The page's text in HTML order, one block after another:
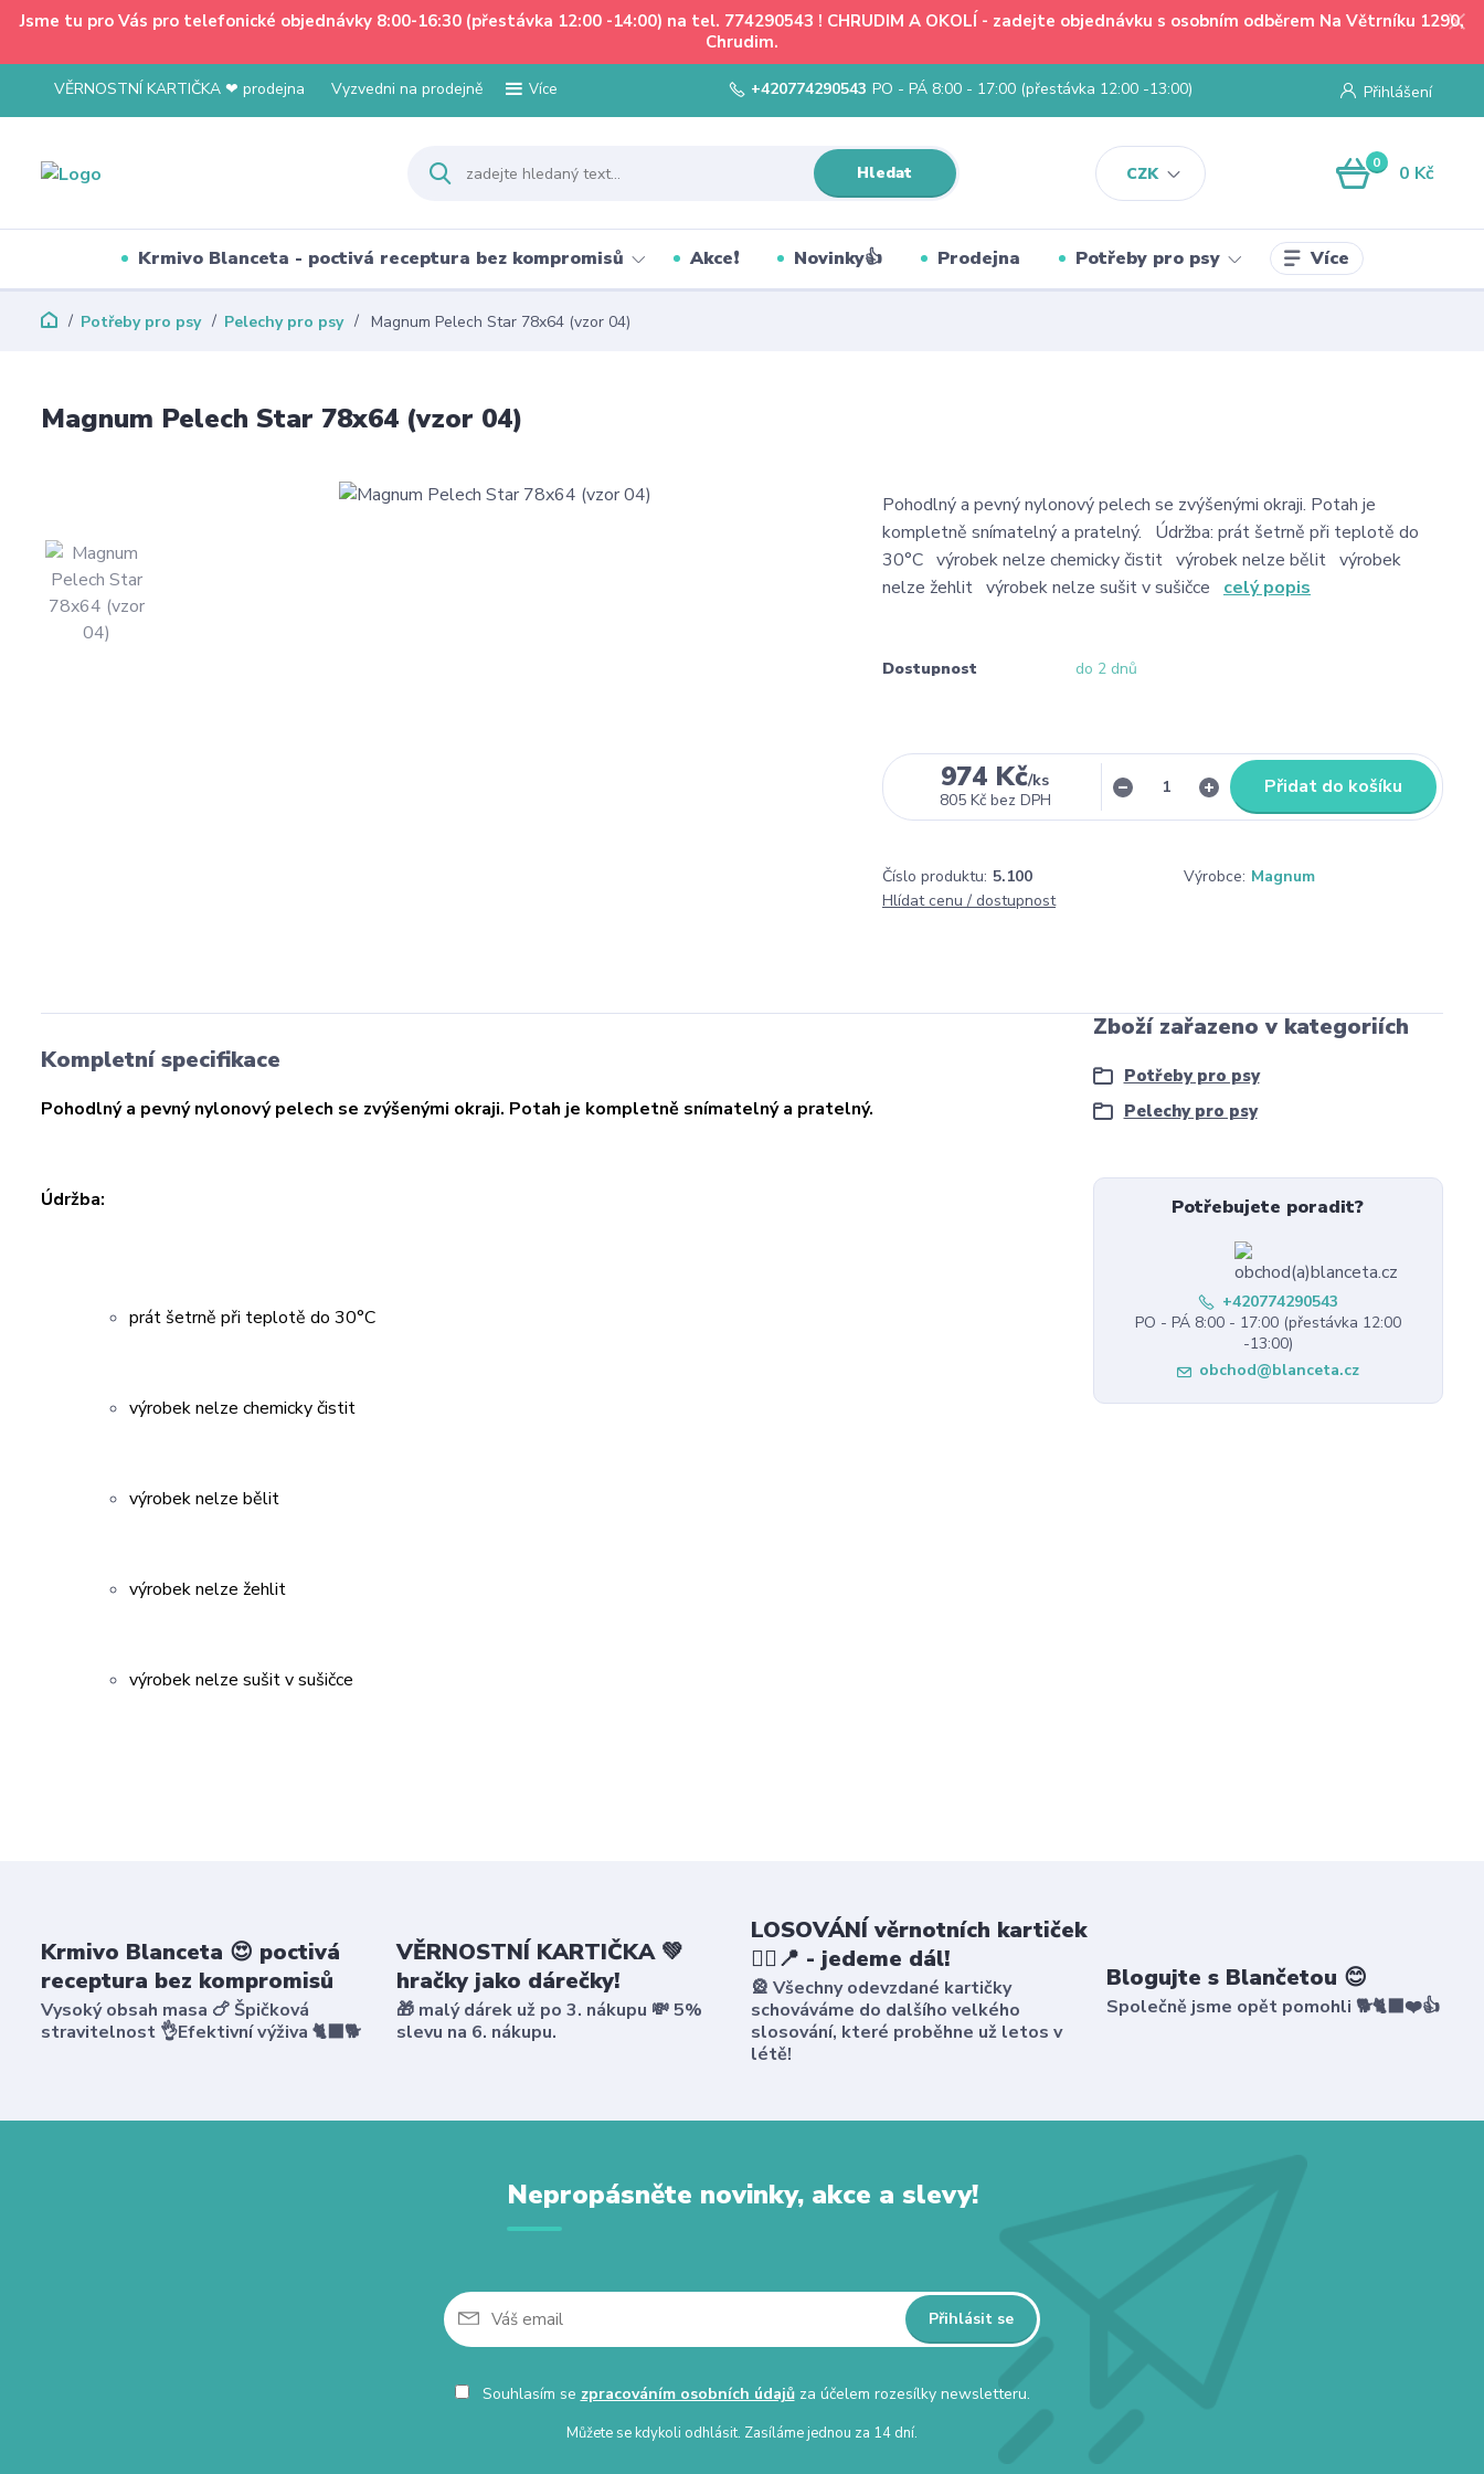
Jsme tu pro Vás pro telefonické objednávky 8:00-16:30 (přestávka 12:00 -14:00) na tel. 774290543 ! CHRUDIM A OKOLÍ - zadejte objednávku s osobním odběrem Na Větrníku 1290,
Chrudim.
VĚRNOSTNÍ KARTIČKA ❤ prodejna Vyzvedni na prodejně Více
CZK
Přihlášení
Hledat
+420774290543 PO - PÁ 8:00 - 17:00 (přestávka 12:00 -13:00)
0 0 Kč
Krmivo Blanceta - poctivá receptura bez kompromisů Akce❗ Novinky👍 Prodejna Potřeby pro psy Více
Potřeby pro psy Pelechy pro psy Magnum Pelech Star 78x64 (vzor 04)
Magnum Pelech Star 78x64 (vzor 04)
Pohodlný a pevný nylonový pelech se zvýšenými okraji. Potah je
kompletně snímatelný a pratelný. Údržba: prát šetrně při teplotě do
30°C výrobek nelze chemicky čistit výrobek nelze bělit výrobek
nelze žehlit výrobek nelze sušit v sušičce celý popis
Dostupnost do 2 dnů
974 Kč/ks
805 Kč bez DPH
Přidat do košíku
Číslo produktu: 5.100 Výrobce: Magnum
Hlídat cenu / dostupnost
Kompletní specifikace
Pohodlný a pevný nylonový pelech se zvýšenými okraji. Potah je kompletně snímatelný a pratelný.
Údržba:
prát šetrně při teplotě do 30°C
výrobek nelze chemicky čistit
výrobek nelze bělit
výrobek nelze žehlit
výrobek nelze sušit v sušičce
Zboží zařazeno v kategoriích
Potřeby pro psy
Pelechy pro psy
Potřebujete poradit?
+420774290543
PO - PÁ 8:00 - 17:00 (přestávka 12:00
-13:00)
obchod@blanceta.cz
Krmivo Blanceta 😍 poctivá
receptura bez kompromisů
Vysoký obsah masa 🍗 Špičková
stravitelnost 👌Efektivní výživa 🐈‍⬛🐕
VĚRNOSTNÍ KARTIČKA 💚
hračky jako dárečky!
🎁 malý dárek už po 3. nákupu 💸 5%
slevu na 6. nákupu.
LOSOVÁNÍ věrnotních kartiček
🤸‍♀️📍 - jedeme dál!
🎡 Všechny odevzdané kartičky
schováváme do dalšího velkého
slosování, které proběhne už letos v
létě!
Blogujte s Blančetou 😊
Společně jsme opět pomohli 🐕🐈‍⬛❤️👍
Nepropásněte novinky, akce a slevy!
Přihlásit se
Souhlasím se zpracováním osobních údajůza účelem rozesílky newsletteru.
Můžete se kdykoli odhlásit. Zasíláme jednou za 14 dní.